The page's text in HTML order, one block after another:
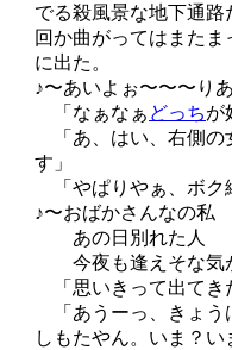
でる殺風景な地下通
回か曲がってはまた
に出た。
♪〜あいよぉ〜〜〜り
「なぁなぁ どっちが
「あ、はい、右側の
す」
「やぱりやぁ、ボク
♪〜おばかさんなの私
あの日別れた人
今夜も逢えそな気
「思いきって出てき
「あうーっ、きょう
しもたやん。いま？